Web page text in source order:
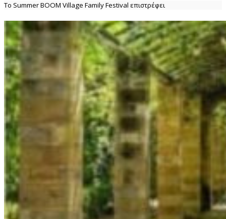
Το Summer BOOM Village Family Festival επιστρέφει